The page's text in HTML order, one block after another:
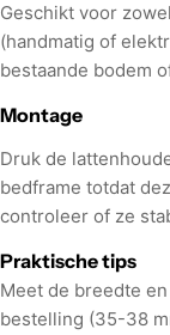
Geschikt voor
(handmatig of
bestaande bodem
Montage
Druk de
bedframe totdat
controleer of ze
Praktische tips
Meet de breedte
bestelling (35-38